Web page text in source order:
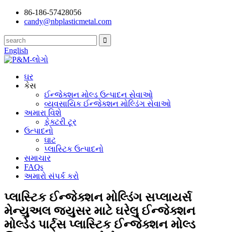
86-186-57428056
candy@nbplasticmetal.com
English
ઘર
કેસ
ઈન્જેક્શન મોલ્ડ ઉત્પાદન સેવાઓ
વ્યવસાયિક ઈન્જેક્શન મોલ્ડિંગ સેવાઓ
અમારા વિશે
ફેક્ટરી ટૂર
ઉત્પાદનો
ઘાટ
પ્લાસ્ટિક ઉત્પાદનો
સમાચાર
FAQs
અમારો સંપર્ક કરો
પ્લાસ્ટિક ઈન્જેક્શન મોલ્ડિંગ સપ્લાયર્સ
મેન્યુઅલ જ્યુસર માટે ઘરેલુ ઈન્જેક્શન
મોલ્ડેડ પાર્ટ્સ પ્લાસ્ટિક ઈન્જેક્શન મોલ્ડ